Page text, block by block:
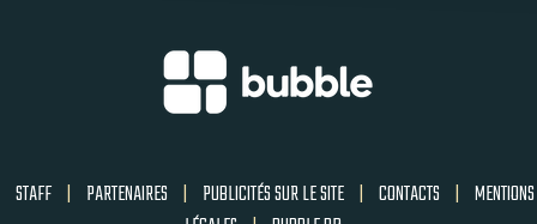
STAFF | PARTENAIRES | PUBLICITÉS SUR LE SITE | CONTACTS | MENTIONS